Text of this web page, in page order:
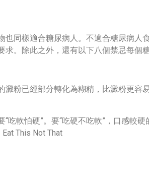
同樣適合糖尿病人。不適合糖尿病人
。除此之外，還有以下八個禁忌每個
粉已經部分轉化為糊精，比澱粉更容
軟怕硬”。要“吃硬不吃軟”，口感較